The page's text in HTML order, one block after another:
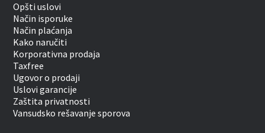
Opšti uslovi
Način isporuke
Način plaćanja
Kako naručiti
Korporativna prodaja
Taxfree
Ugovor o prodaji
Uslovi garancije
Zaštita privatnosti
Vansudsko rešavanje sporova